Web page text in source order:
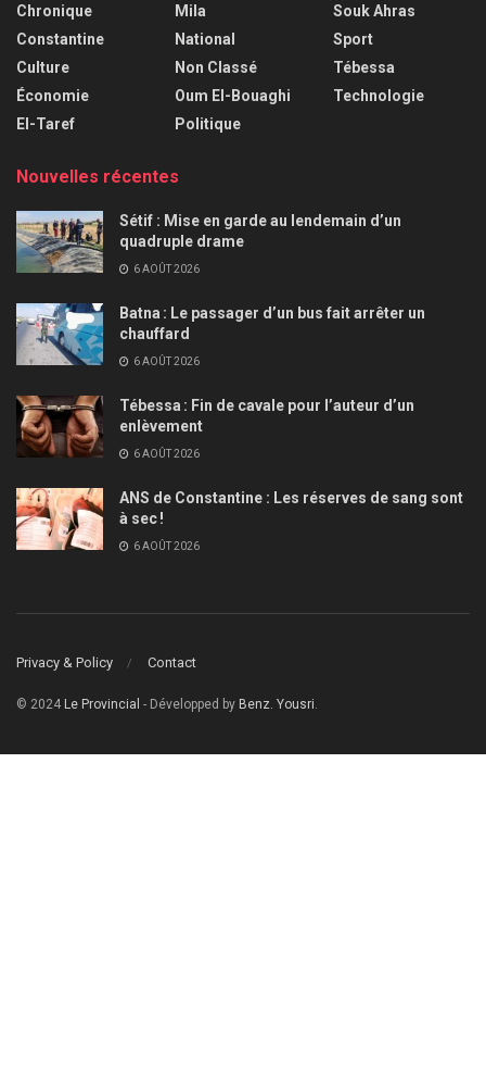
Chronique
Constantine
Culture
Économie
El-Taref
Mila
National
Non Classé
Oum El-Bouaghi
Politique
Souk Ahras
Sport
Tébessa
Technologie
Nouvelles récentes
Sétif : Mise en garde au lendemain d’un
quadruple drame
6 AOÛT 2026
Batna : Le passager d’un bus fait arrêter un
chauffard
6 AOÛT 2026
Tébessa : Fin de cavale pour l’auteur d’un
enlèvement
6 AOÛT 2026
ANS de Constantine : Les réserves de sang sont
à sec !
6 AOÛT 2026
Privacy & Policy Contact
© 2024 Le Provincial - Développed by Benz. Yousri.